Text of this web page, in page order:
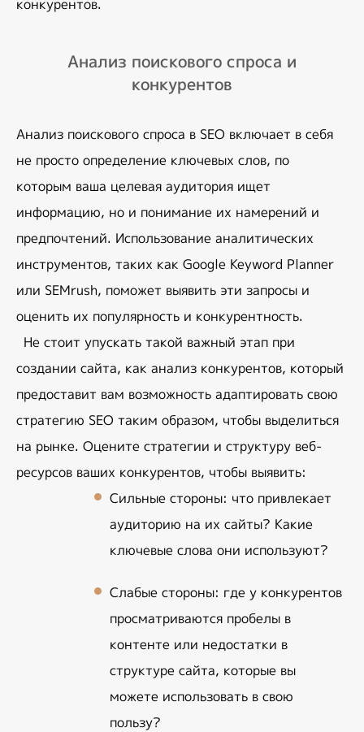
конкурентов.
Анализ поискового спроса и
конкурентов
Анализ поискового спроса в SEO включает в себя
не просто определение ключевых слов, по
которым ваша целевая аудитория ищет
информацию, но и понимание их намерений и
предпочтений. Использование аналитических
инструментов, таких как Google Keyword Planner
или SEMrush, поможет выявить эти запросы и
оценить их популярность и конкурентность.
Не стоит упускать такой важный этап при
создании сайта, как анализ конкурентов, который
предоставит вам возможность адаптировать свою
стратегию SEO таким образом, чтобы выделиться
на рынке. Оцените стратегии и структуру веб-
ресурсов ваших конкурентов, чтобы выявить:
Сильные стороны: что привлекает
аудиторию на их сайты? Какие
ключевые слова они используют?
Слабые стороны: где у конкурентов
просматриваются пробелы в
контенте или недостатки в
структуре сайта, которые вы
можете использовать в свою
пользу?